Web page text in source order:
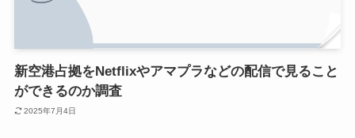
新空港占拠をNetflixやアマプラなどの配信で見ること
ができるのか調査
2025年7月4日